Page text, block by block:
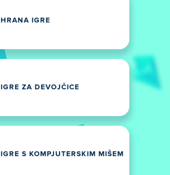
HRANA IGRE
IGRE ZA DEVOJČICE
IGRE S KOMPJUTERSKIM MIŠEM